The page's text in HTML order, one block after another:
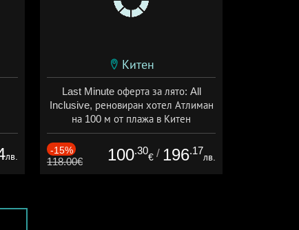
лв.
Китен
Last Minute оферта за лято: All
Inclusive, реновиран хотел Атлиман
на 100 м от плажа в Китен
Дата: 01.06 - 29.09 + all inclusive
-15%
118.00€ 100.30
€ / 196.17
лв.